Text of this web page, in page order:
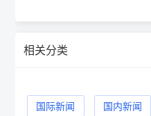
相关分类
国际新闻 国内新闻